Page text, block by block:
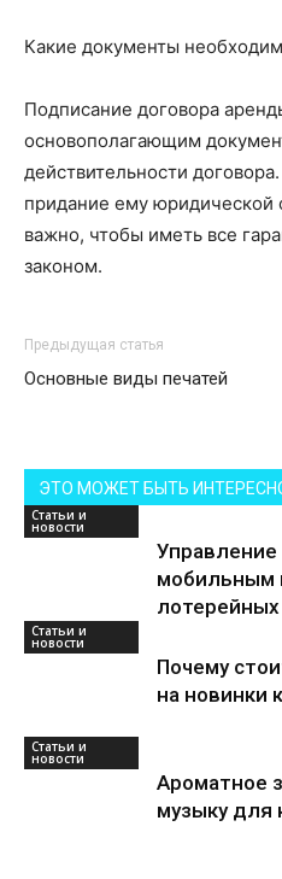
Какие документы
Подписание договора
основополагающим
действительности
придание ему юридической
важно, чтобы иметь все
законом.
Предыдущая статья
Основные виды печатей
ЭТО МОЖЕТ БЫТЬ
Статьи и
новости
мобильным
лотерейных
Статьи и
новости
Почему
на новинки
Статьи и
новости
Ароматное
музыку для